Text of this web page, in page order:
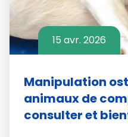
15 avr. 2026
Manipulation
animaux de
consulter et